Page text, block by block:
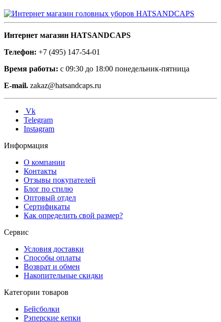
Интернет магазин HATSANDCAPS
Телефон: +7 (495) 147-54-01
Время работы: с 09:30 до 18:00 понедельник-пятница
E-mail. zakaz@hatsandcaps.ru
Vk
Telegram
Instagram
Информация
О компании
Контакты
Отзывы покупателей
Блог по стилю
Оптовый отдел
Сертификаты
Как определить свой размер?
Сервис
Условия доставки
Способы оплаты
Возврат и обмен
Накопительные скидки
Категории товаров
Бейсболки
Рэперские кепки